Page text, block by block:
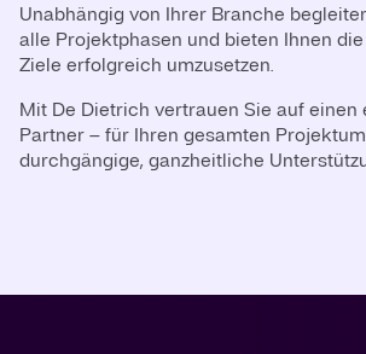
Unabhängig von Ihrer Branche
alle Projektphasen und bieten Ihnen
Ziele erfolgreich umzusetzen.
Mit De Dietrich vertrauen Sie auf einen
Partner – für Ihren gesamten
durchgängige, ganzheitliche